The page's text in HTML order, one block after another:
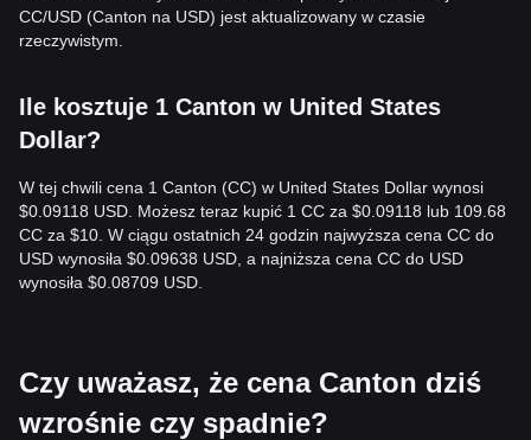
CC/USD (Canton na USD) jest aktualizowany w czasie
rzeczywistym.
Ile kosztuje 1 Canton w United States
Dollar?
W tej chwili cena 1 Canton (CC) w United States Dollar wynosi
$0.09118 USD. Możesz teraz kupić 1 CC za $0.09118 lub 109.68
CC za $10. W ciągu ostatnich 24 godzin najwyższa cena CC do
USD wynosiła $0.09638 USD, a najniższa cena CC do USD
wynosiła $0.08709 USD.
Czy uważasz, że cena Canton dziś
wzrośnie czy spadnie?